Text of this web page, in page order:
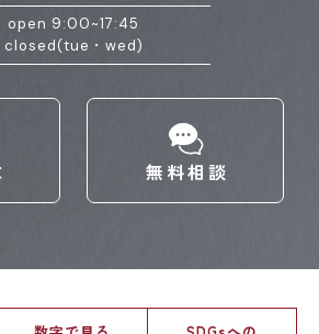
open 9:00~17:45
closed(tue・wed)
無料相談